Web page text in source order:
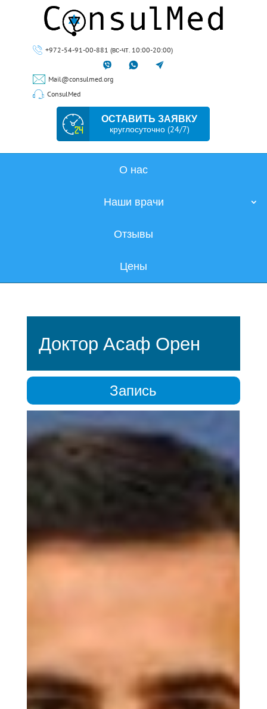
+972-54-91-00-881 (вс-чт. 10:00-20:00)
Mail@consulmed.org
ConsulMed
ОСТАВИТЬ ЗАЯВКУ
круглосуточно (24/7)
О нас
Наши врачи
Отзывы
Цены
Доктор Асаф Орен
Запись